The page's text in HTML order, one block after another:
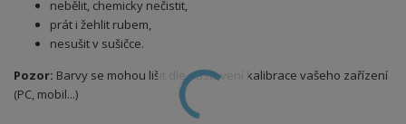
nebělit, chemicky nečistit,
prát i žehlit rubem,
nesušit v sušičce.
Pozor: Barvy se mohou lišit dle nastavení kalibrace vašeho zařízení
(PC, mobil...)